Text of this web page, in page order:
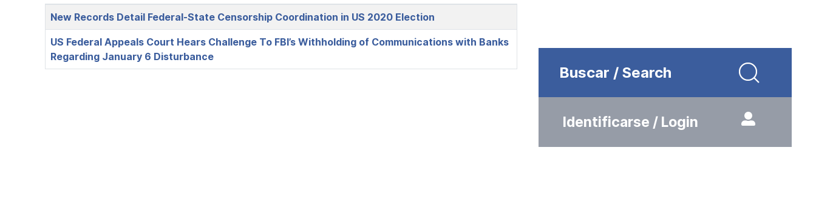
Title
New Records Detail Federal-State Censorship Coordination in US 2020 Election
US Federal Appeals Court Hears Challenge To FBI’s Withholding of Communications with Banks
Regarding January 6 Disturbance
Buscar / Search
Identificarse / Login